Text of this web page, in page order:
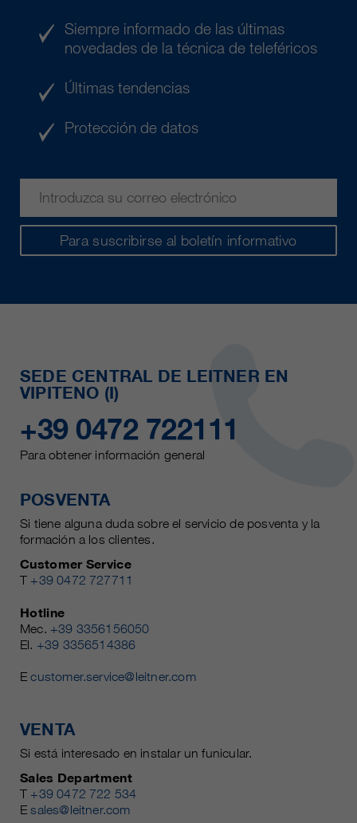
Para suscribirse al boletín informativo
Siempre informado de las últimas
novedades de la técnica de teleféricos
Últimas tendencias
Protección de datos
SEDE CENTRAL DE LEITNER EN
VIPITENO (I)
+39 0472 722111
Para obtener información general
POSVENTA
Si tiene alguna duda sobre el servicio de posventa y la
formación a los clientes.
Customer Service
T +39 0472 727711
Hotline
Mec. +39 3356156050
El. +39 3356514386
Ecustomer.service@leitner.com
VENTA
Si está interesado en instalar un funicular.
Sales Department
T +39 0472 722 534
Esales@leitner.com